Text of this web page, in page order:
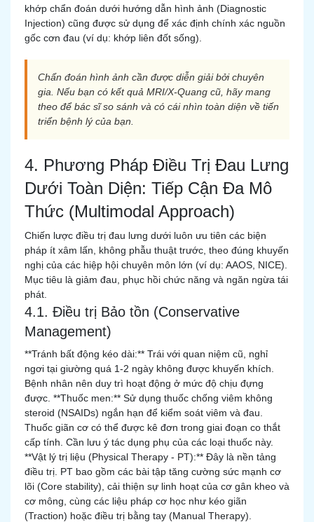
khớp chẩn đoán dưới hướng dẫn hình ảnh (Diagnostic
Injection) cũng được sử dụng để xác định chính xác nguồn
gốc cơn đau (ví dụ: khớp liên đốt sống).
Chẩn đoán hình ảnh cần được diễn giải bởi chuyên
gia. Nếu bạn có kết quả MRI/X-Quang cũ, hãy mang
theo để bác sĩ so sánh và có cái nhìn toàn diện về tiến
triển bệnh lý của bạn.
4. Phương Pháp Điều Trị Đau Lưng
Dưới Toàn Diện: Tiếp Cận Đa Mô
Thức (Multimodal Approach)
Chiến lược điều trị đau lưng dưới luôn ưu tiên các biện
pháp ít xâm lấn, không phẫu thuật trước, theo đúng khuyến
nghị của các hiệp hội chuyên môn lớn (ví dụ: AAOS, NICE).
Mục tiêu là giảm đau, phục hồi chức năng và ngăn ngừa tái
phát.
4.1. Điều trị Bảo tồn (Conservative
Management)
**Tránh bất động kéo dài:** Trái với quan niệm cũ, nghỉ
ngơi tại giường quá 1-2 ngày không được khuyến khích.
Bệnh nhân nên duy trì hoạt động ở mức độ chịu đựng
được. **Thuốc men:** Sử dụng thuốc chống viêm không
steroid (NSAIDs) ngắn hạn để kiểm soát viêm và đau.
Thuốc giãn cơ có thể được kê đơn trong giai đoạn co thắt
cấp tính. Cần lưu ý tác dụng phụ của các loại thuốc này.
**Vật lý trị liệu (Physical Therapy - PT):** Đây là nền tảng
điều trị. PT bao gồm các bài tập tăng cường sức mạnh cơ
lõi (Core stability), cải thiện sự linh hoạt của cơ gân kheo và
cơ mông, cùng các liệu pháp cơ học như kéo giãn
(Traction) hoặc điều trị bằng tay (Manual Therapy).